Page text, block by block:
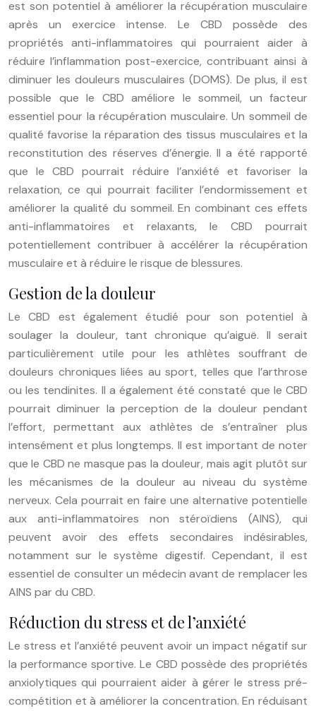
est son potentiel à améliorer la récupération musculaire
après un exercice intense. Le CBD possède des
propriétés anti-inflammatoires qui pourraient aider à
réduire l’inflammation post-exercice, contribuant ainsi à
diminuer les douleurs musculaires (DOMS). De plus, il est
possible que le CBD améliore le sommeil, un facteur
essentiel pour la récupération musculaire. Un sommeil de
qualité favorise la réparation des tissus musculaires et la
reconstitution des réserves d’énergie. Il a été rapporté
que le CBD pourrait réduire l’anxiété et favoriser la
relaxation, ce qui pourrait faciliter l’endormissement et
améliorer la qualité du sommeil. En combinant ces effets
anti-inflammatoires et relaxants, le CBD pourrait
potentiellement contribuer à accélérer la récupération
musculaire et à réduire le risque de blessures.
Gestion de la douleur
Le CBD est également étudié pour son potentiel à
soulager la douleur, tant chronique qu’aiguë. Il serait
particulièrement utile pour les athlètes souffrant de
douleurs chroniques liées au sport, telles que l’arthrose
ou les tendinites. Il a également été constaté que le CBD
pourrait diminuer la perception de la douleur pendant
l’effort, permettant aux athlètes de s’entraîner plus
intensément et plus longtemps. Il est important de noter
que le CBD ne masque pas la douleur, mais agit plutôt sur
les mécanismes de la douleur au niveau du système
nerveux. Cela pourrait en faire une alternative potentielle
aux anti-inflammatoires non stéroïdiens (AINS), qui
peuvent avoir des effets secondaires indésirables,
notamment sur le système digestif. Cependant, il est
essentiel de consulter un médecin avant de remplacer les
AINS par du CBD.
Réduction du stress et de l’anxiété
Le stress et l’anxiété peuvent avoir un impact négatif sur
la performance sportive. Le CBD possède des propriétés
anxiolytiques qui pourraient aider à gérer le stress pré-
compétition et à améliorer la concentration. En réduisant